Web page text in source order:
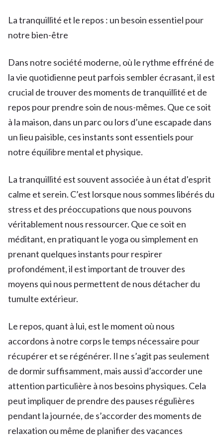
La tranquillité et le repos : un besoin essentiel pour
notre bien-être
Dans notre société moderne, où le rythme effréné de
la vie quotidienne peut parfois sembler écrasant, il est
crucial de trouver des moments de tranquillité et de
repos pour prendre soin de nous-mêmes. Que ce soit
à la maison, dans un parc ou lors d’une escapade dans
un lieu paisible, ces instants sont essentiels pour
notre équilibre mental et physique.
La tranquillité est souvent associée à un état d’esprit
calme et serein. C’est lorsque nous sommes libérés du
stress et des préoccupations que nous pouvons
véritablement nous ressourcer. Que ce soit en
méditant, en pratiquant le yoga ou simplement en
prenant quelques instants pour respirer
profondément, il est important de trouver des
moyens qui nous permettent de nous détacher du
tumulte extérieur.
Le repos, quant à lui, est le moment où nous
accordons à notre corps le temps nécessaire pour
récupérer et se régénérer. Il ne s’agit pas seulement
de dormir suffisamment, mais aussi d’accorder une
attention particulière à nos besoins physiques. Cela
peut impliquer de prendre des pauses régulières
pendant la journée, de s’accorder des moments de
relaxation ou même de planifier des vacances